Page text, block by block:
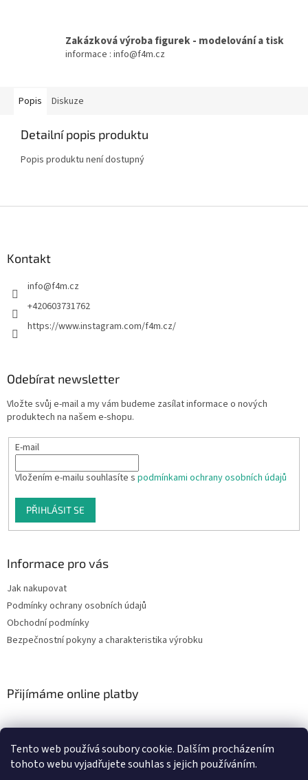
Tento web používá soubory cookie. Dalším procházením
tohoto webu vyjadřujete souhlas s jejich používáním.
Zakázková výroba figurek - modelování a tisk
informace : info@f4m.cz
Popis Diskuze
Detailní popis produktu
Popis produktu není dostupný
Kontakt
info@f4m.cz
+420603731762
https://www.instagram.com/f4m.cz/
Odebírat newsletter
Vložte svůj e-mail a my vám budeme zasílat informace o nových
produktech na našem e-shopu.
E-mail
Vložením e-mailu souhlasíte s podmínkami ochrany osobních údajů
PŘIHLÁSIT SE
Informace pro vás
Jak nakupovat
Podmínky ochrany osobních údajů
Obchodní podmínky
Bezpečnostní pokyny a charakteristika výrobku
Přijímáme online platby